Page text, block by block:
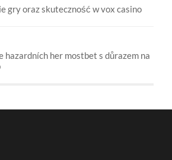
gry oraz skuteczność w vox casino
hazardních her mostbet s důrazem na